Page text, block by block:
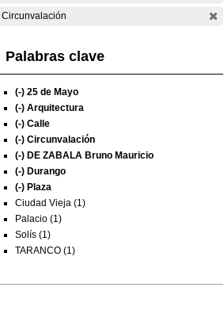
Circunvalación
Palabras clave
(-) 25 de Mayo
(-) Arquitectura
(-) Calle
(-) Circunvalación
(-) DE ZABALA Bruno Mauricio
(-) Durango
(-) Plaza
Ciudad Vieja (1)
Palacio (1)
Solís (1)
TARANCO (1)